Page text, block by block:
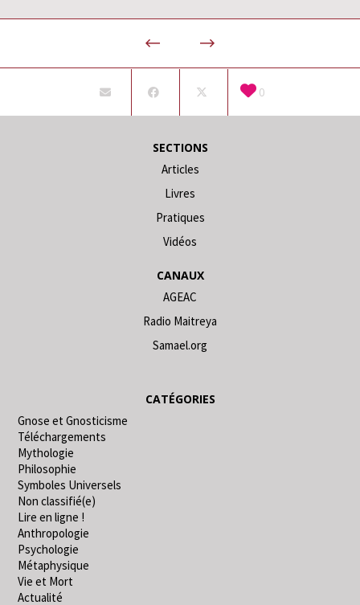
0
SECTIONS
Articles
Livres
Pratiques
Vidéos
CANAUX
AGEAC
Radio Maitreya
Samael.org
CATÉGORIES
Gnose et Gnosticisme
Téléchargements
Mythologie
Philosophie
Symboles Universels
Non classifié(e)
Lire en ligne !
Anthropologie
Psychologie
Métaphysique
Vie et Mort
Actualité